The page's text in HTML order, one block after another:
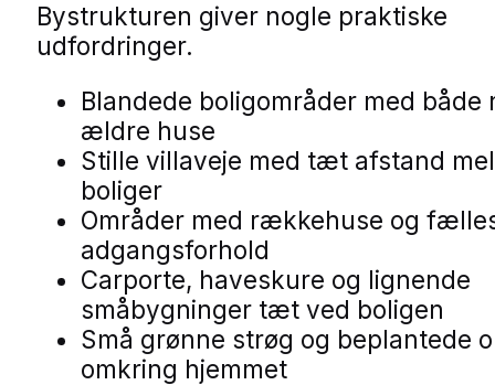
Bystrukturen giver nogle praktiske
udfordringer.
Blandede boligområder med både
ældre huse
Stille villaveje med tæt afstand
boliger
Områder med rækkehuse og
adgangsforhold
Carporte, haveskure og lignende
småbygninger tæt ved boligen
Små grønne strøg og beplantede
omkring hjemmet